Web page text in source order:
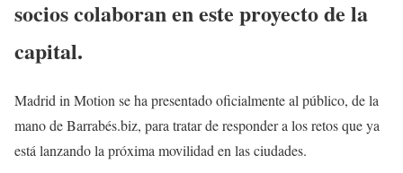
socios colaboran en este proyecto de la
capital.
Madrid in Motion se ha presentado oficialmente al público, de la
mano de Barrabés.biz, para tratar de responder a los retos que ya
está lanzando la próxima movilidad en las ciudades.